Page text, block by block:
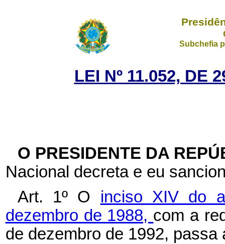
Subchefia
LEI Nº 11.052, DE
O PRESIDENTE DA
Nacional decreta e eu
Art. 1º O inciso XIV do
dezembro de 1988, com a
de dezembro de 1992,